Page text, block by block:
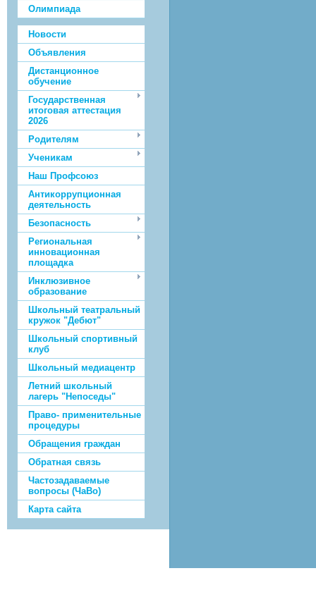
Олимпиада
Новости
Объявления
Дистанционное
обучение
Государственная
итоговая аттестация
2026
Родителям
Ученикам
Наш Профсоюз
Антикоррупционная
деятельность
Безопасность
Региональная
инновационная
площадка
Инклюзивное
образование
Школьный театральный
кружок "Дебют"
Школьный спортивный
клуб
Школьный медиацентр
Летний школьный
лагерь "Непоседы"
Право- применительные
процедуры
Обращения граждан
Обратная связь
Частозадаваемые
вопросы (ЧаВо)
Карта сайта